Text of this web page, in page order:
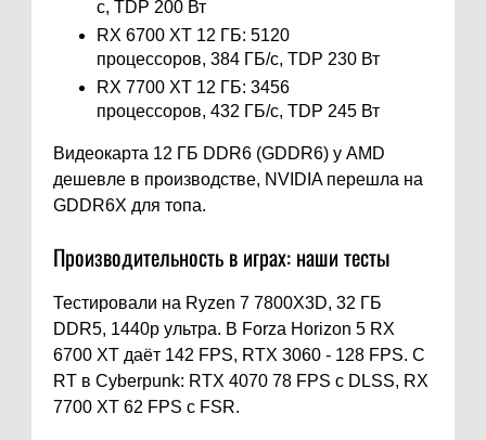
с, TDP 200 Вт
RX 6700 XT 12 ГБ: 5120
процессоров, 384 ГБ/с, TDP 230 Вт
RX 7700 XT 12 ГБ: 3456
процессоров, 432 ГБ/с, TDP 245 Вт
Видеокарта 12 ГБ DDR6 (GDDR6) у AMD
дешевле в производстве, NVIDIA перешла на
GDDR6X для топа.
Производительность в играх: наши тесты
Тестировали на Ryzen 7 7800X3D, 32 ГБ
DDR5, 1440p ультра. В Forza Horizon 5 RX
6700 XT даёт 142 FPS, RTX 3060 - 128 FPS. С
RT в Cyberpunk: RTX 4070 78 FPS с DLSS, RX
7700 XT 62 FPS с FSR.